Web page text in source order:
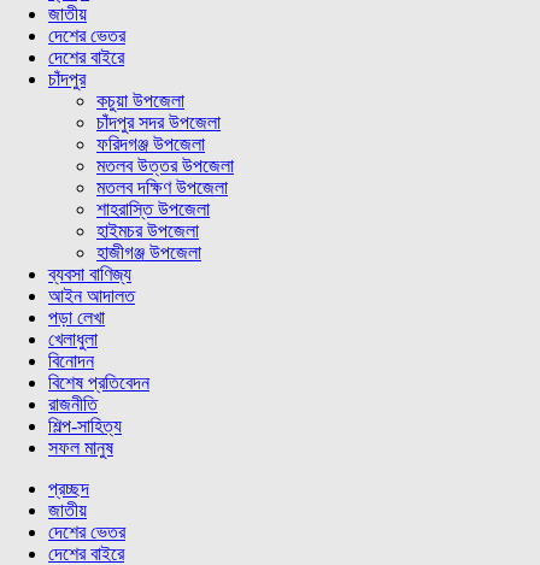
জাতীয়
দেশের ভেতর
দেশের বাইরে
চাঁদপুর
কচুয়া উপজেলা
চাঁদপুর সদর উপজেলা
ফরিদগঞ্জ উপজেলা
মতলব উত্তর উপজেলা
মতলব দক্ষিণ উপজেলা
শাহরাস্তি উপজেলা
হাইমচর উপজেলা
হাজীগঞ্জ উপজেলা
ব্যবসা বাণিজ্য
আইন আদালত
পড়া লেখা
খেলাধুলা
বিনোদন
বিশেষ প্রতিবেদন
রাজনীতি
শিল্প-সাহিত্য
সফল মানুষ
প্রচ্ছদ
জাতীয়
দেশের ভেতর
দেশের বাইরে